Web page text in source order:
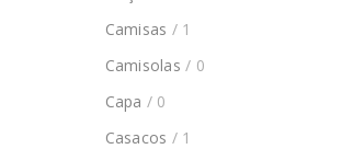
Camisas / 1
Camisolas / 0
Capa / 0
Casacos / 1